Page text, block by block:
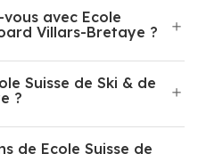
avec Ecole
Villars-Bretaye ?
Suisse de Ski & de
?
de Ecole Suisse de